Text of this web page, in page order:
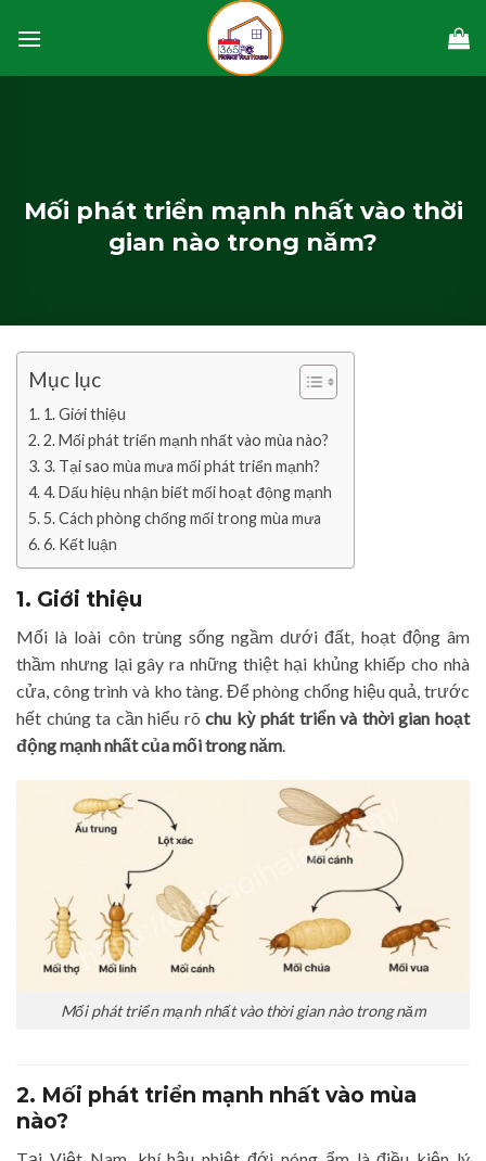
Mối phát triển mạnh nhất vào thời
gian nào trong năm?
Mục lục
1. Giới thiệu
2. Mối phát triển mạnh nhất vào mùa nào?
3. Tại sao mùa mưa mối phát triển mạnh?
4. Dấu hiệu nhận biết mối hoạt động mạnh
5. Cách phòng chống mối trong mùa mưa
6. Kết luận
1. Giới thiệu
Mối là loài côn trùng sống ngầm dưới đất, hoạt động âm
thầm nhưng lại gây ra những thiệt hại khủng khiếp cho nhà
cửa, công trình và kho tàng. Để phòng chống hiệu quả, trước
hết chúng ta cần hiểu rõchu kỳ phát triển và thời gian hoạt
động mạnh nhất của mối trong năm
Mối phát triển mạnh nhất vào thời gian nào trong năm
2. Mối phát triển mạnh nhất vào mùa
nào?